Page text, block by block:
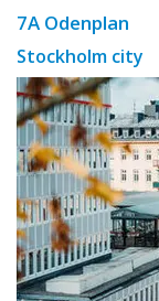
7A Odenplan
Stockholm city